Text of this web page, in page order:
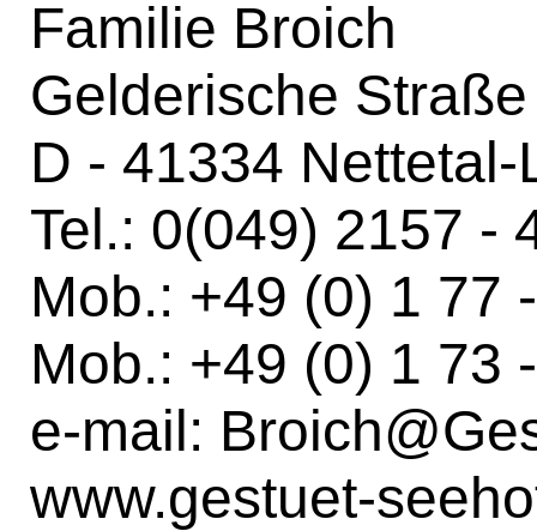
Familie Broich
Gelderische
D - 41334 Nettetal-
Tel.: 0(049) 2157 -
Mob.: +49 (0) 1 77
Mob.: +49 (0) 1 73
e-mail:
www.gestuet-